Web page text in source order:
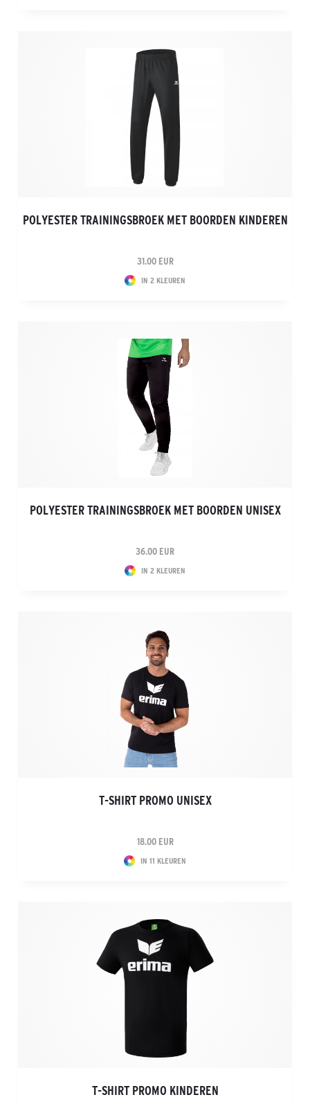
POLYESTER TRAININGSBROEK MET BOORDEN KINDEREN
31.00 EUR
IN 2 KLEUREN
POLYESTER TRAININGSBROEK MET BOORDEN UNISEX
36.00 EUR
IN 2 KLEUREN
T-SHIRT PROMO UNISEX
18.00 EUR
IN 11 KLEUREN
T-SHIRT PROMO KINDEREN